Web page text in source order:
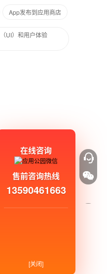
App发布到应用商店
UI）和用户体验
在线咨询
售前咨询热线
13590461663
[关闭]